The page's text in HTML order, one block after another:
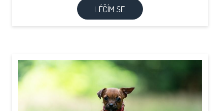
LÉČÍM SE